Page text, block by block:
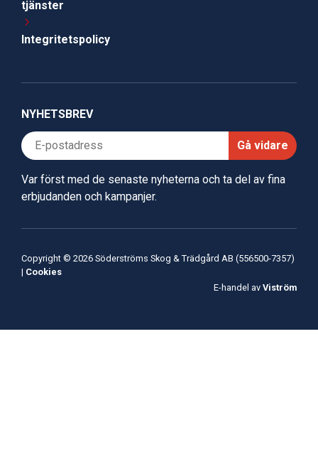
tjänster
Integritetspolicy
NYHETSBREV
Gå vidare
Var först med de senaste nyheterna och ta del av fina
erbjudanden och kampanjer.
Copyright © 2026 Söderströms Skog & Trädgård AB (556500-7357)
| Cookies
E-handel av Viström